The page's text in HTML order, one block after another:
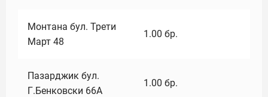
Монтана бул. Трети
Март 48
1.00 бр.
Пазарджик бул.
Г.Бенковски 66А
1.00 бр.